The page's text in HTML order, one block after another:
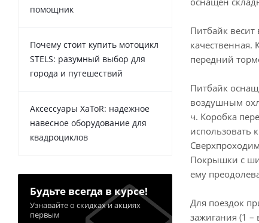
Питбайк весит
передний
Питбайк
воздушным
ч. Коробка
использовать
Покрышки с
ему
Для поездок
зажигания (1 –
помощник
Почему стоит купить мотоцикл
STELS: разумный выбор для
города и путешествий
Аксессуары XaToR: надежное
навесное оборудование для
квадроциклов
Будьте всегда в курсе!
Узнавайте о скидках и акциях
первым